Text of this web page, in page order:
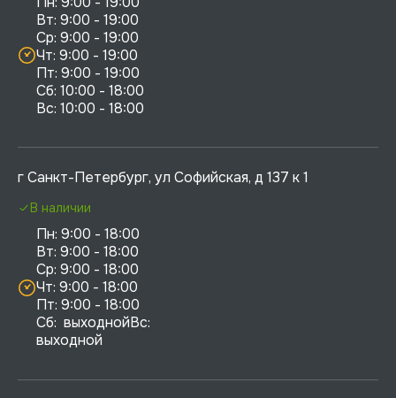
Вт: 9:00 - 19:00
Ср: 9:00 - 19:00
Чт: 9:00 - 19:00
Пт: 9:00 - 19:00
Сб: 10:00 - 18:00
г Санкт-Петербург, ул Софийская, д 137 к 1
Пн: 9:00 - 18:00
Вт: 9:00 - 18:00
Ср: 9:00 - 18:00
Чт: 9:00 - 18:00
Пт: 9:00 - 18:00
Сб:  выходнойВс:
выходной
В наличии